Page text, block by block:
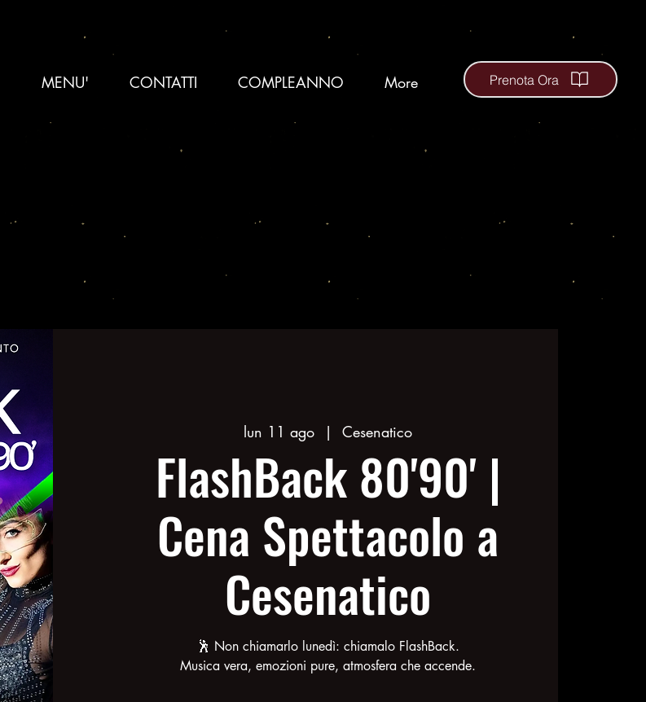
MENU' CONTATTI COMPLEANNO More Prenota Ora
lun 11 ago
  |
Cesenatico
FlashBack 80'90' |
Cena Spettacolo a
Cesenatico
🕺 Non chiamarlo lunedì: chiamalo FlashBack.
Musica vera, emozioni pure, atmosfera che accende.